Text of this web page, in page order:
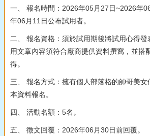
一、 報名時間：2026年05月27日~2026年
年06月11日公布試用者。
二、 報名資格：須於試用期後將試用心得
用文章內容須符合廠商提供資料撰寫，並搭
得。
三、 報名方式：擁有個人部落格的帥哥美
本資料報名。
四、 活動名額：5名。
五、 徵文回覆：2026年06月30日前回覆。